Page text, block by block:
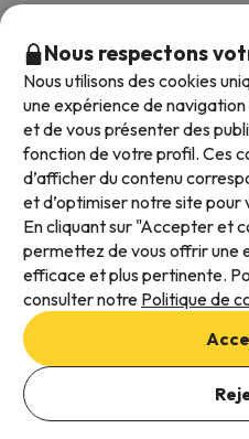
Modes de paiement
Conditions générales
Protection des données
Politique en matière de cookies
Nous respectons
Nous utilisons des cookies
une expérience de
et de vous présenter des
fonction de votre profil. Ces
d’afficher du contenu
et d’optimiser notre site pour
En cliquant sur "Accepter et
permettez de vous offrir une
efficace et plus pertinente.
consulter notre Politique de